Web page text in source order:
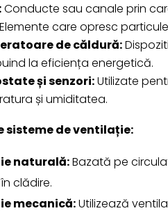
Conducte sau canale prin
Elemente care opresc
de căldură:
la eficiența energetică.
și senzori:Utilizate
și umiditatea.
sisteme de ventilație:
naturală:Bazată pe
clădire.
mecanică:Utilizează